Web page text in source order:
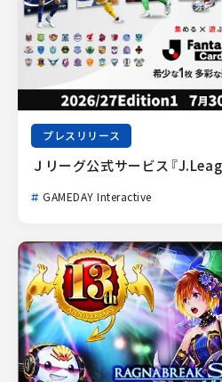
プレスリリース
Ｊリーグ公式サービス『
GAMEDAY Interactive